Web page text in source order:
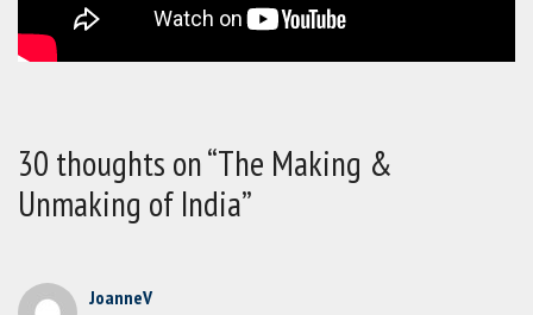
30 thoughts on “The Making &
Unmaking of India”
JoanneV